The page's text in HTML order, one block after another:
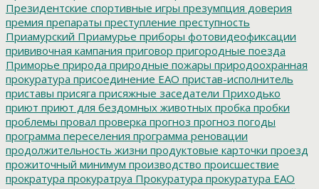
Президентские спортивные игры презумпция доверия
премия препараты преступление преступность
Приамурский Приамурье приборы фотовидеофиксации
прививочная кампания приговор пригородные поезда
Приморье природа природные пожары природоохранная
прокуратура присоединение ЕАО пристав-исполнитель
приставы присяга присяжные заседатели Приходько
приют приют для бездомных животных пробка пробки
проблемы провал проверка прогноз прогноз погоды
программа переселения программа реновации
продолжительность жизни продуктовые карточки проезд
прожиточный минимум производство происшествие
прократура прокуратруа Прокуратура прокуратура ЕАО